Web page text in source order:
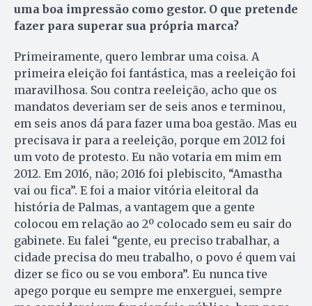
uma boa impressão como gestor. O que pretende
fazer para superar sua própria marca?
Primeiramente, quero lembrar uma coisa. A
primeira eleição foi fantástica, mas a reeleição foi
maravilhosa. Sou contra reeleição, acho que os
mandatos deveriam ser de seis anos e terminou,
em seis anos dá para fazer uma boa gestão. Mas eu
precisava ir para a reeleição, porque em 2012 foi
um voto de protesto. Eu não votaria em mim em
2012. Em 2016, não; 2016 foi plebiscito, “Amastha
vai ou fica”. E foi a maior vitória eleitoral da
história de Palmas, a vantagem que a gente
colocou em relação ao 2º colocado sem eu sair do
gabinete. Eu falei “gente, eu preciso trabalhar, a
cidade precisa do meu trabalho, o povo é quem vai
dizer se fico ou se vou embora”. Eu nunca tive
apego porque eu sempre me enxerguei, sempre